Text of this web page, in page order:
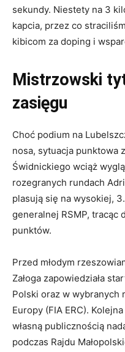
sekundy. Niestety na 3
kapcia, przez co
kibicom za doping i
Mistrzowski
zasięgu
Choć podium na
nosa, sytuacja punktowa
Świdnickiego wciąż
rozegranych rundach
plasują się na wysokiej,
generalnej RSMP, tracąc
punktów.
Przed młodym
Załoga zapowiedziała
Polski oraz w wybranych
Europy (FIA ERC).
własną publicznością
podczas Rajdu